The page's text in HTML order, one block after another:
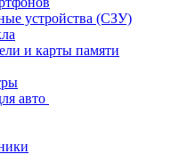
устройства (СЗУ)
и карты памяти
авто